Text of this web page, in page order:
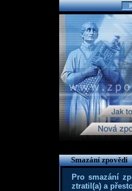
Smazání zpovědi
Pro smazání
ztratil(a) a